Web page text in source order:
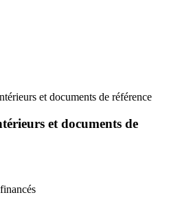
et documents de référence
et documents de